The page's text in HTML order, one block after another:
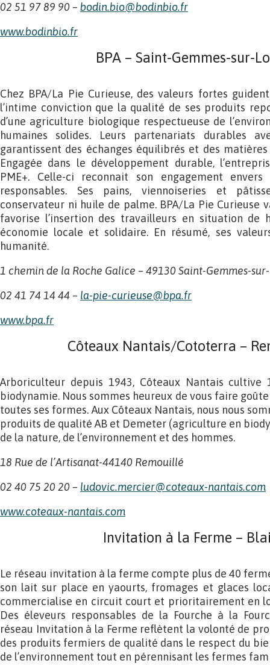
02 51 97 89 90 –bodin.bio@bodinbio.fr
www.bodinbio.fr
BPA – Saint-Gemmes-sur-
Chez BPA/La Pie Curieuse, des valeurs fortes
l’intime conviction que la qualité de ses produits
d’une agriculture biologique respectueuse de
humaines solides. Leurs partenariats durables
garantissent des échanges équilibrés et des
Engagée dans le développement durable,
PME+. Celle-ci reconnait son engagement
responsables. Ses pains, viennoiseries et
conservateur ni huile de palme. BPA/La Pie Curieuse
favorise l’insertion des travailleurs en situation de
économie locale et solidaire. En résumé, ses
humanité.
1 chemin de la Roche Galice – 49130 Saint-Gemmes-
02 41 74 14 44 – la-pie-curieuse@bpa.fr
www.bpa.fr
Côteaux Nantais/Cototerra –
Arboriculteur depuis 1943, Côteaux Nantais cultive
biodynamie. Nous sommes heureux de vous faire
toutes ses formes. Aux Côteaux Nantais, nous nous
produits de qualité AB et Demeter (agriculture en
de la nature, de l’environnement et des hommes.
18 Rue de l’Artisanat-44140 Remouillé
02 40 75 20 20 – ludovic.mercier@coteaux-nantais.com
www.coteaux-nantais.com
Invitation à la Ferme –
Le réseau invitation à la ferme compte plus de 40
son lait sur place en yaourts, fromages et glaces
commercialise en circuit court et prioritairement en
Des éleveurs responsables de la Fourche à la
réseau Invitation à la Ferme reflètent la volonté de
des produits fermiers de qualité dans le respect du
de l’environnement tout en pérennisant les fermes